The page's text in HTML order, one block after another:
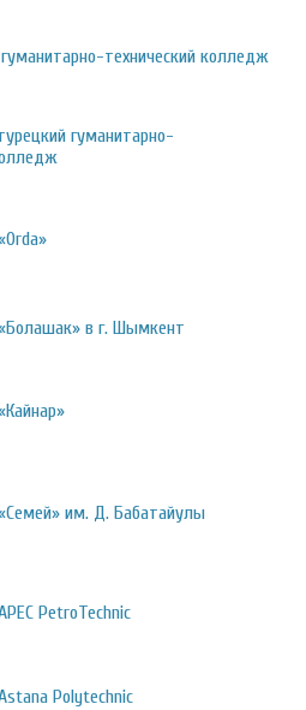
технический колледж
гуманитарно-
в г. Шымкент
им. Д. Бабатайулы
PetroTechnic
Polytechnic